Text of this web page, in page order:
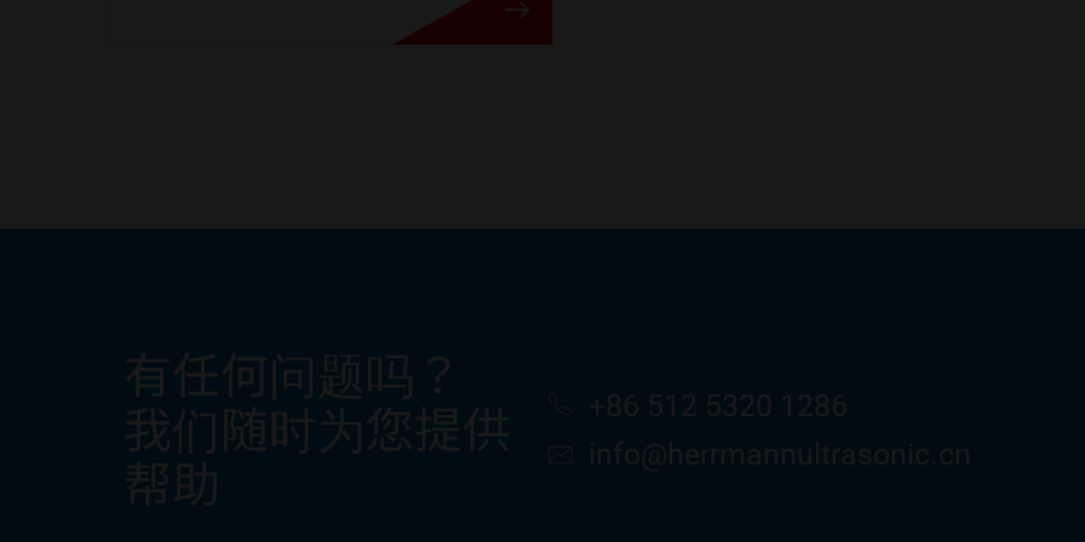
有任何问题吗？
我们随时为您提供
帮助
+86 512 5320 1286
info​@herrmannultrasonic​.cn